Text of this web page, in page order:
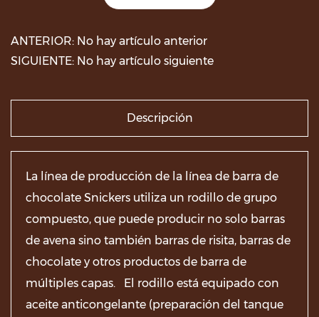
ANTERIOR: No hay artículo anterior
SIGUIENTE: No hay artículo siguiente
Descripción
La línea de producción de la línea de barra de
chocolate Snickers utiliza un rodillo de grupo
compuesto, que puede producir no solo barras
de avena sino también barras de risita, barras de
chocolate y otros productos de barra de
múltiples capas. El rodillo está equipado con
aceite anticongelante (preparación del tanque